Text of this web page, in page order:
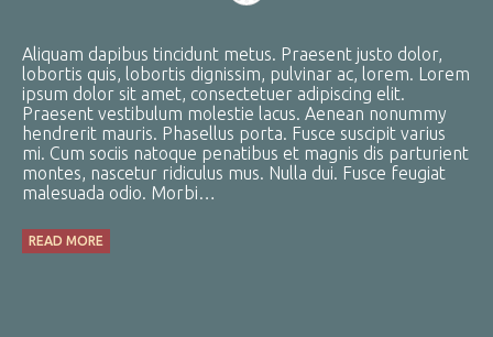
Aliquam dapibus tincidunt metus. Praesent justo dolor,
lobortis quis, lobortis dignissim, pulvinar ac, lorem. Lorem
ipsum dolor sit amet, consectetuer adipiscing elit.
Praesent vestibulum molestie lacus. Aenean nonummy
hendrerit mauris. Phasellus porta. Fusce suscipit varius
mi. Cum sociis natoque penatibus et magnis dis parturient
montes, nascetur ridiculus mus. Nulla dui. Fusce feugiat
malesuada odio. Morbi…
READ MORE